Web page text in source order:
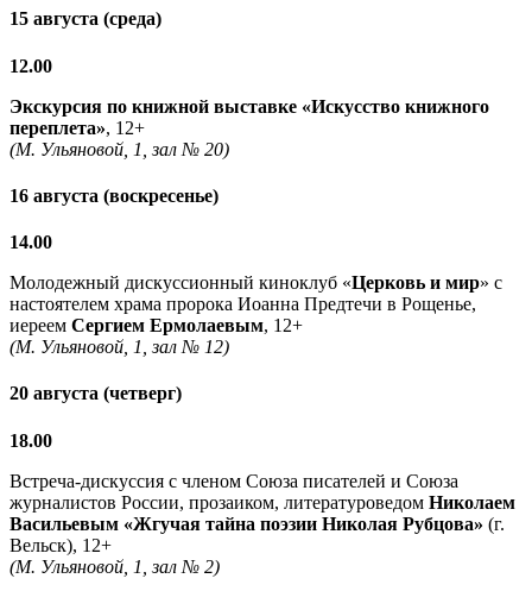
15 августа (среда)
12.00
Экскурсия по книжной выставке «Искусство книжного
переплета», 12+
(М. Ульяновой, 1, зал № 20)
16 августа (воскресенье)
14.00
Молодежный дискуссионный киноклуб «Церковь и мир» с
настоятелем храма пророка Иоанна Предтечи в Рощенье,
иереем Сергием Ермолаевым, 12+
(М. Ульяновой, 1, зал № 12)
20 августа (четверг)
18.00
Встреча-дискуссия с членом Союза писателей и Союза
журналистов России, прозаиком, литературоведом Николаем
Васильевым «Жгучая тайна поэзии Николая Рубцова» (г.
Вельск), 12+
(М. Ульяновой, 1, зал № 2)